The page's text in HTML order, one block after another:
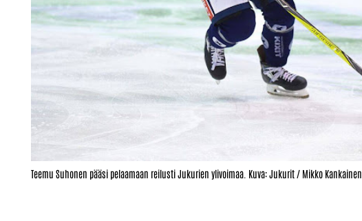
Teemu Suhonen pääsi pelaamaan reilusti Jukurien ylivoimaa. Kuva: Jukurit / Mikko Kankainen